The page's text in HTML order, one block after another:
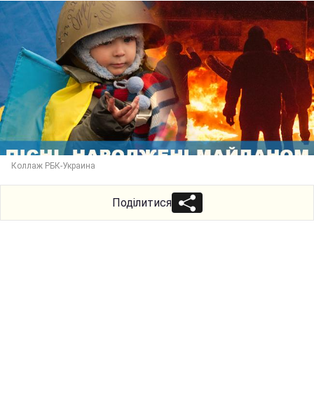
Коллаж РБК-Украина
Поділитися